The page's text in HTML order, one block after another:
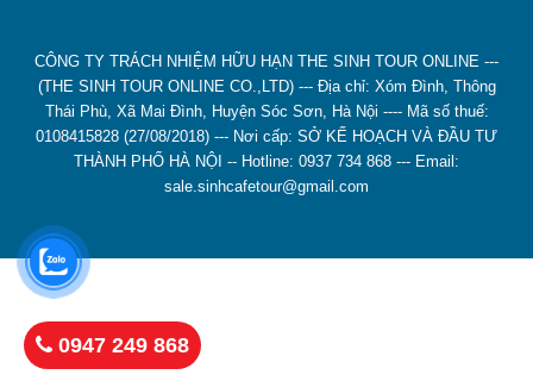
CÔNG TY TRÁCH NHIỆM HỮU HẠN THE SINH TOUR ONLINE ---
(THE SINH TOUR ONLINE CO.,LTD) --- Địa chỉ: Xóm Đình, Thông
Thái Phù, Xã Mai Đình, Huyện Sóc Sơn, Hà Nội ---- Mã số thuế:
0108415828 (27/08/2018) --- Nơi cấp: SỞ KẾ HOẠCH VÀ ĐẦU TƯ
THÀNH PHỐ HÀ NỘI -- Hotline: 0937 734 868 --- Email:
sale.sinhcafetour@gmail.com
0947 249 868